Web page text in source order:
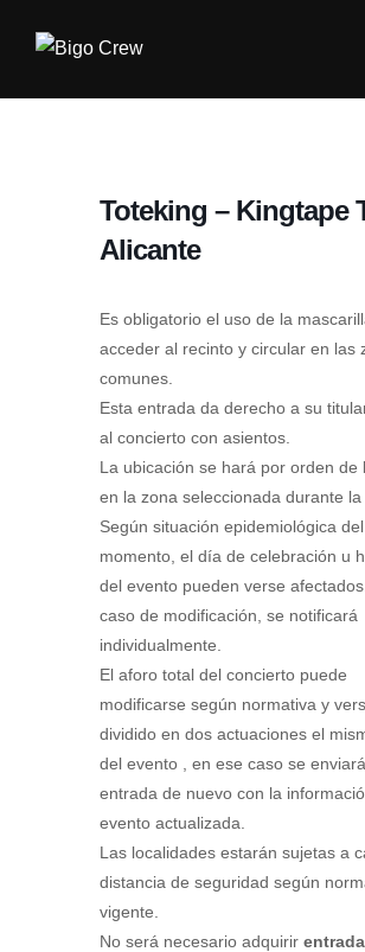
Toteking – Kingtape
Alicante
Es obligatorio el uso de la
acceder al recinto y circular en las
comunes.
Esta entrada da derecho a su
al concierto con asientos.
La ubicación se hará por orden de
en la zona seleccionada durante la
Según situación epidemiológica del
momento, el día de celebración u
del evento pueden verse
caso de modificación, se notificará
individualmente.
El aforo total del concierto puede
modificarse según normativa y
dividido en dos actuaciones el
del evento , en ese caso se
entrada de nuevo con la
evento actualizada.
Las localidades estarán sujetas a
distancia de seguridad según
vigente.
No será necesario adquirir